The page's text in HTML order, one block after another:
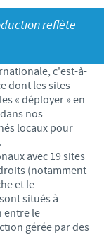
DU
reflète
c'est-à-
dont les sites
« déployer » en
nos
locaux pour
avec 19 sites
(notamment
et le
situés à
entre le
gérée par des